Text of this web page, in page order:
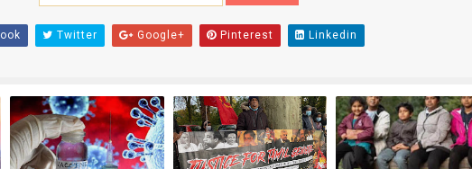
Twitter Google+ Pinterest Linkedin